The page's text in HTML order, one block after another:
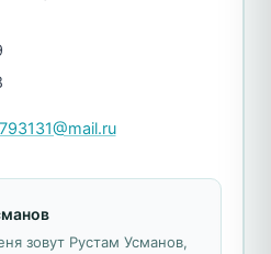
зовут Рустам Усманов,